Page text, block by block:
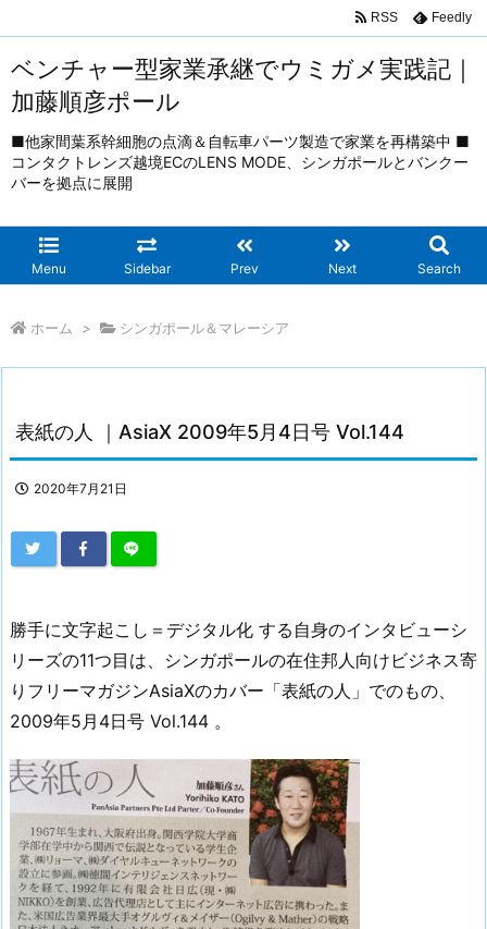
ベンチャー型家業承継でウミガメ実践記｜
加藤順彦ポール
■他家間葉系幹細胞の点滴＆自転車パーツ製造で家業を再構築中 ■
コンタクトレンズ越境ECのLENS MODE、シンガポールとバンクー
バーを拠点に展開
Menu Sidebar Prev Next Search
RSS Feedly
ホーム > シンガポール＆マレーシア
表紙の人 ｜AsiaX 2009年5月4日号 Vol.144
2020年7月21日
勝手に文字起こし＝デジタル化 する自身のインタビューシ
リーズの11つ目は、シンガポールの在住邦人向けビジネス寄
りフリーマガジンAsiaXのカバー「表紙の人」でのもの、
2009年5月4日号 Vol.144 。